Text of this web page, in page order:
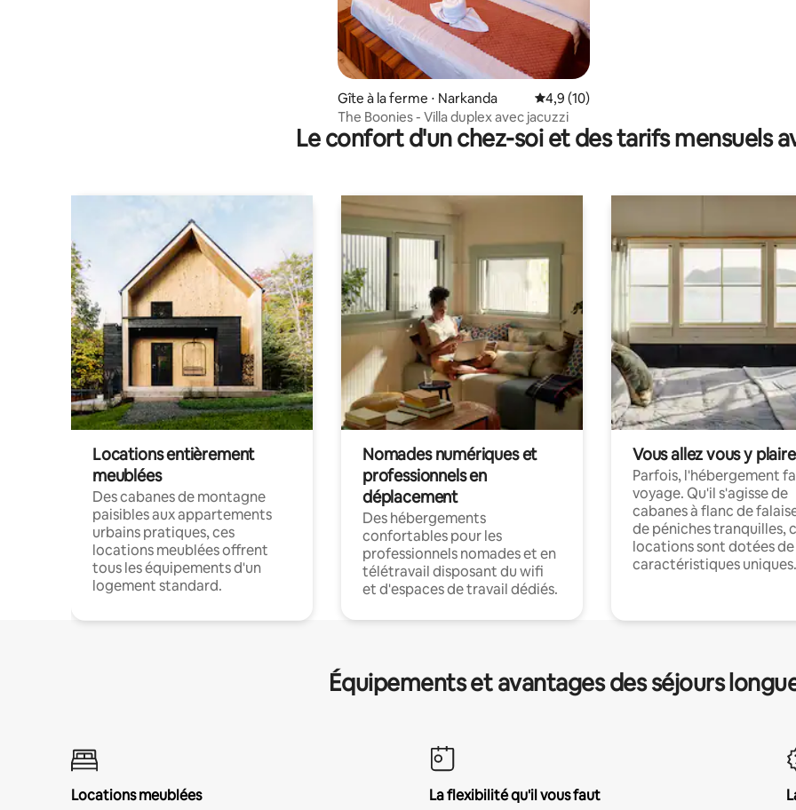
Gîte à la ferme ⋅ Narkanda Évaluation moyenne sur la base de 10
4,9 (10)
The Boonies - Villa duplex avec jacuzzi
Le confort d'un chez-soi et des tarifs mensuels
Locations entièrement
meublées
Des cabanes de montagne
paisibles aux appartements
urbains pratiques, ces
locations meublées offrent
tous les équipements d'un
logement standard.
Nomades numériques et
professionnels en
déplacement
Des hébergements
confortables pour les
professionnels nomades et en
télétravail disposant du wifi
et d'espaces de travail dédiés.
Vous allez vous y plaire
Parfois, l'hébergement
voyage. Qu'il s'agisse de
cabanes à flanc de
de péniches tranquilles,
locations sont dotées de
caractéristiques uniques.
Équipements et avantages des séjours
Locations meublées
La flexibilité qu'il vous faut